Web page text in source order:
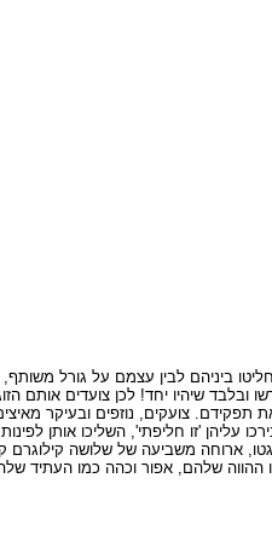
ביניהם לבין עצמם על גורל
ובלבד שיהיו יחד! לכן צועדים אותם
צועקים, נוזפים ובעיקר
'זו חליפתי', השליכו אותן
ארוחה משביעה של שלושה קילוגרם
ההווה שלהם, אפור וכהה כמו העתיד